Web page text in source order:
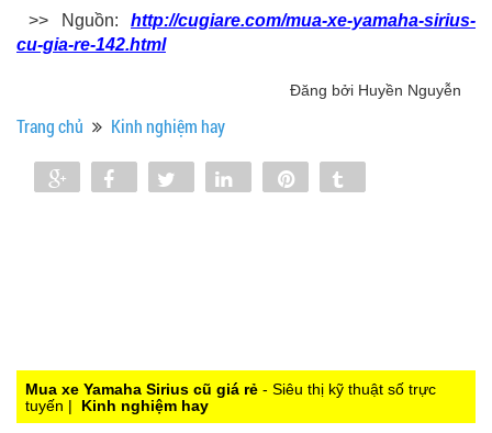
>> Nguồn: http://cugiare.com/mua-xe-yamaha-sirius-
cu-gia-re-142.html
Đăng bởi Huyền Nguyễn
Trang chủ Kinh nghiệm hay
Share Share Tweet Share
Mua xe Yamaha Sirius cũ giá rẻ - Siêu thị kỹ thuật số trực
tuyến | Kinh nghiệm hay